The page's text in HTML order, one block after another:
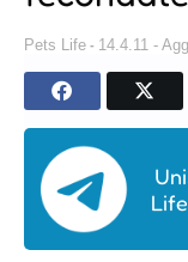
Pets Life 14.4.11 -